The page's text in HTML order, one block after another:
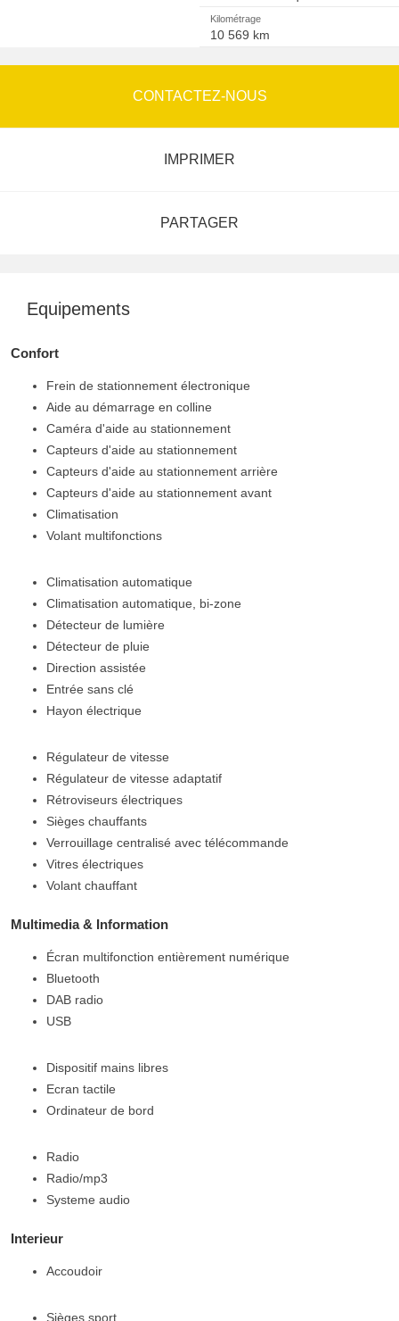
Kilométrage
10 569 km
CONTACTEZ-NOUS
IMPRIMER
PARTAGER
Equipements
Confort
Frein de stationnement électronique
Aide au démarrage en colline
Caméra d'aide au stationnement
Capteurs d'aide au stationnement
Capteurs d'aide au stationnement arrière
Capteurs d'aide au stationnement avant
Climatisation
Volant multifonctions
Climatisation automatique
Climatisation automatique, bi-zone
Détecteur de lumière
Détecteur de pluie
Direction assistée
Entrée sans clé
Hayon électrique
Régulateur de vitesse
Régulateur de vitesse adaptatif
Rétroviseurs électriques
Sièges chauffants
Verrouillage centralisé avec télécommande
Vitres électriques
Volant chauffant
Multimedia & Information
Écran multifonction entièrement numérique
Bluetooth
DAB radio
USB
Dispositif mains libres
Ecran tactile
Ordinateur de bord
Radio
Radio/mp3
Systeme audio
Interieur
Accoudoir
Sièges sport